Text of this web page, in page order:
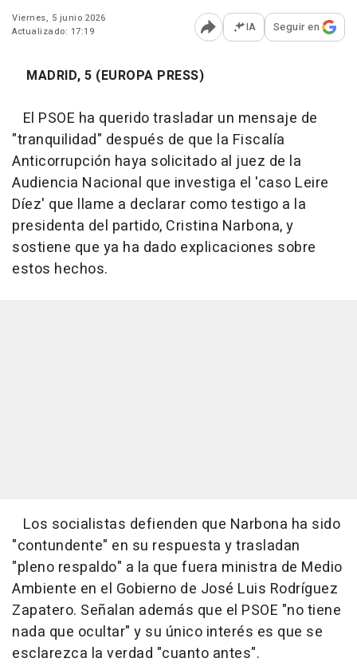
Viernes, 5 junio 2026
Actualizado: 17:19
Abrir opciones para
IA Seguir en
MADRID, 5 (EUROPA PRESS)
El PSOE ha querido trasladar un mensaje de
"tranquilidad" después de que la Fiscalía
Anticorrupción haya solicitado al juez de la
Audiencia Nacional que investiga el 'caso Leire
Díez' que llame a declarar como testigo a la
presidenta del partido, Cristina Narbona, y
sostiene que ya ha dado explicaciones sobre
estos hechos.
Los socialistas defienden que Narbona ha sido
"contundente" en su respuesta y trasladan
"pleno respaldo" a la que fuera ministra de Medio
Ambiente en el Gobierno de José Luis Rodríguez
Zapatero. Señalan además que el PSOE "no tiene
nada que ocultar" y su único interés es que se
esclarezca la verdad "cuanto antes".